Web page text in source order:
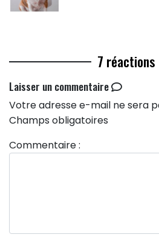
7 réactions
Laisser un commentaire
Votre adresse e-mail ne sera
Champs obligatoires
Commentaire :